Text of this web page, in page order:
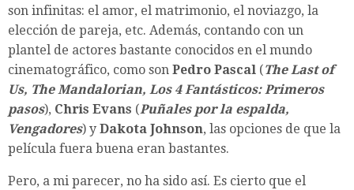
son infinitas: el amor, el matrimonio, el noviazgo, la
elección de pareja, etc. Además, contando con un
plantel de actores bastante conocidos en el mundo
cinematográfico, como son Pedro Pascal (The Last of
Us, The Mandalorian, Los 4 Fantásticos: Primeros
pasos), Chris Evans (Puñales por la espalda,
Vengadores) y Dakota Johnson, las opciones de que la
película fuera buena eran bastantes.
Pero, a mi parecer, no ha sido así. Es cierto que el